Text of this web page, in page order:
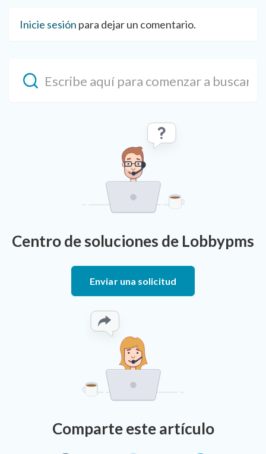
Inicie sesión para dejar un comentario.
Centro de soluciones de Lobbypms
Enviar una solicitud
Comparte este artículo